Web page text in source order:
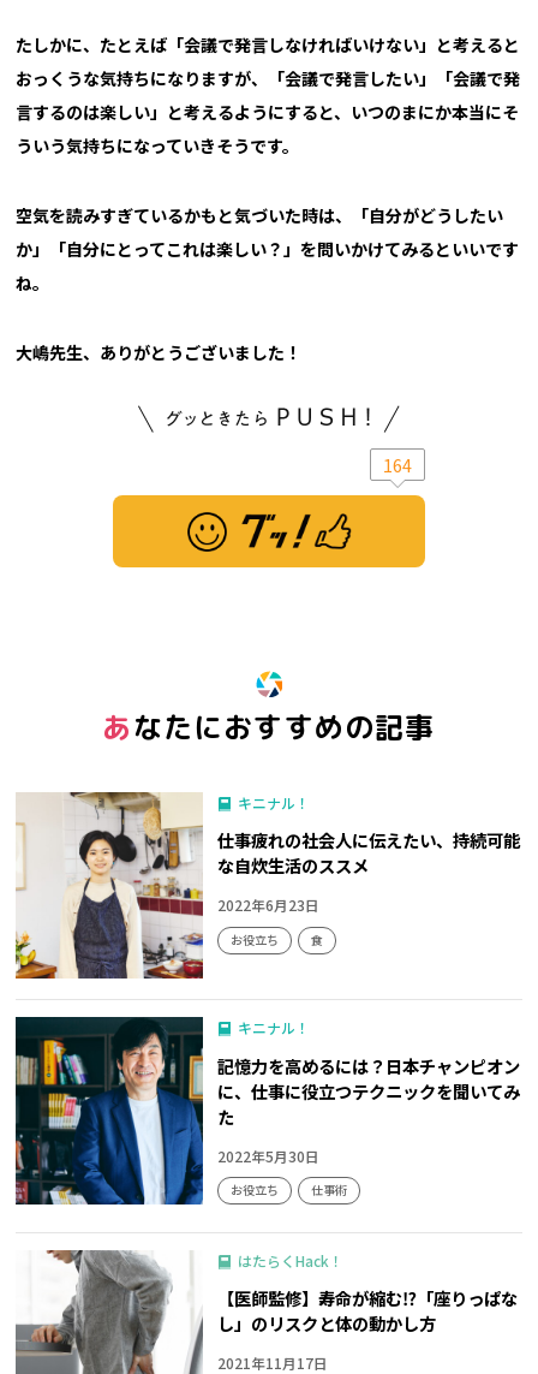
――たしかに、たとえば「会議で発言しなければいけない」と考えると
おっくうな気持ちになりますが、「会議で発言したい」「会議で発
言するのは楽しい」と考えるようにすると、いつのまにか本当にそ
ういう気持ちになっていきそうです。
空気を読みすぎているかもと気づいた時は、「自分がどうしたい
か」「自分にとってこれは楽しい？」を問いかけてみるといいです
ね。
大嶋先生、ありがとうございました！
164
あなたにおすすめの記事
キニナル！
仕事疲れの社会人に伝えたい、持続可能
な自炊生活のススメ
2022年6月23日
お役立ち 食
キニナル！
記憶力を高めるには？日本チャンピオン
に、仕事に役立つテクニックを聞いてみ
た
2022年5月30日
お役立ち 仕事術
はたらくHack！
【医師監修】寿命が縮む⁉「座りっぱな
し」のリスクと体の動かし方
2021年11月17日